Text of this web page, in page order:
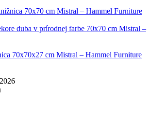
70x70 cm Mistral – Hammel Furniture
duba v prírodnej farbe 70x70 cm Mistral –
70x70x27 cm Mistral – Hammel Furniture